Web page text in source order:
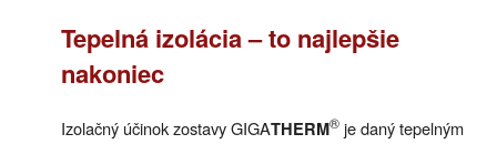
Tepelná izolácia – to najlepšie
nakoniec
Izolačný účinok zostavy GIGATHERM® je daný tepelným